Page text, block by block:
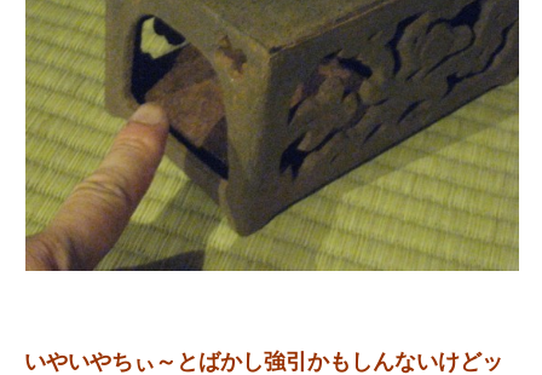
いやいやちぃ～とばかし強引かもしんないけどッ